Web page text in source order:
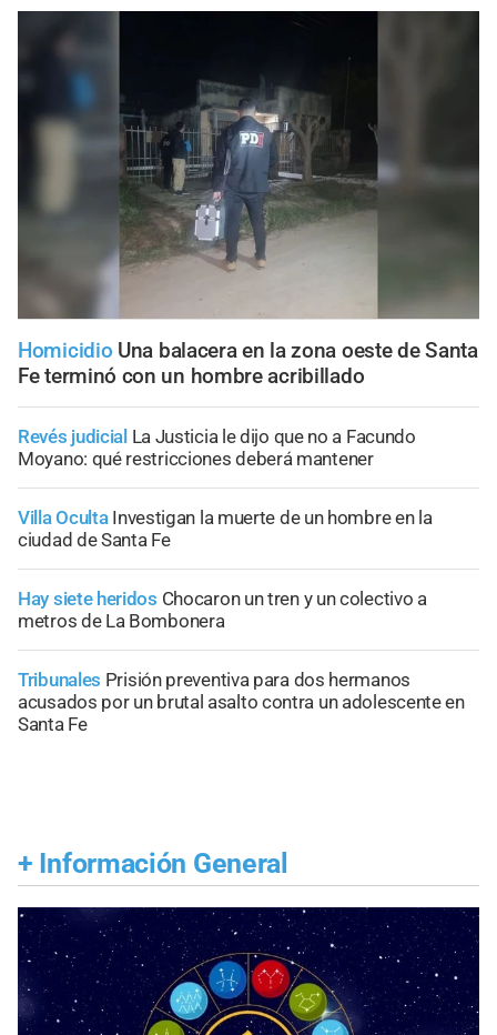
Homicidio Una balacera en la zona oeste de Santa
Fe terminó con un hombre acribillado
Revés judicial La Justicia le dijo que no a Facundo
Moyano: qué restricciones deberá mantener
Villa Oculta Investigan la muerte de un hombre en la
ciudad de Santa Fe
Hay siete heridos Chocaron un tren y un colectivo a
metros de La Bombonera
Tribunales Prisión preventiva para dos hermanos
acusados por un brutal asalto contra un adolescente en
Santa Fe
+ Información General